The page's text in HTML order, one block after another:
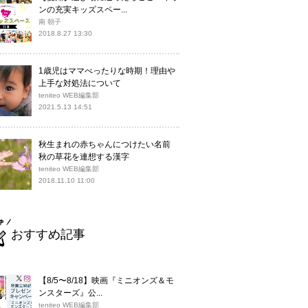
ンの充実キッズスペー...
南 朝子
2018.8.27 13:30
1歳児はママべったりな時期！理由や
上手な対処法について
teniteo WEB編集部
2021.5.13 14:51
秋生まれの赤ちゃんにつけたい名前
秋の草花を連想する漢字
teniteo WEB編集部
2018.11.10 11:00
おすすめ記事
【8/5〜8/18】映画『ミニオンズ＆モ
ンスターズ』公...
teniteo WEB編集部